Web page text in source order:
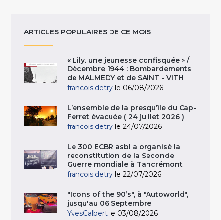
ARTICLES POPULAIRES DE CE MOIS
« Lily, une jeunesse confisquée » /
Décembre 1944 : Bombardements
de MALMEDY et de SAINT - VITH
francois.detry le 06/08/2026
L’ensemble de la presqu’île du Cap-
Ferret évacuée ( 24 juillet 2026 )
francois.detry le 24/07/2026
Le 300 ECBR asbl a organisé la
reconstitution de la Seconde
Guerre mondiale à Tancrémont
francois.detry le 22/07/2026
"Icons of the 90’s", à "Autoworld",
jusqu'au 06 Septembre
YvesCalbert le 03/08/2026